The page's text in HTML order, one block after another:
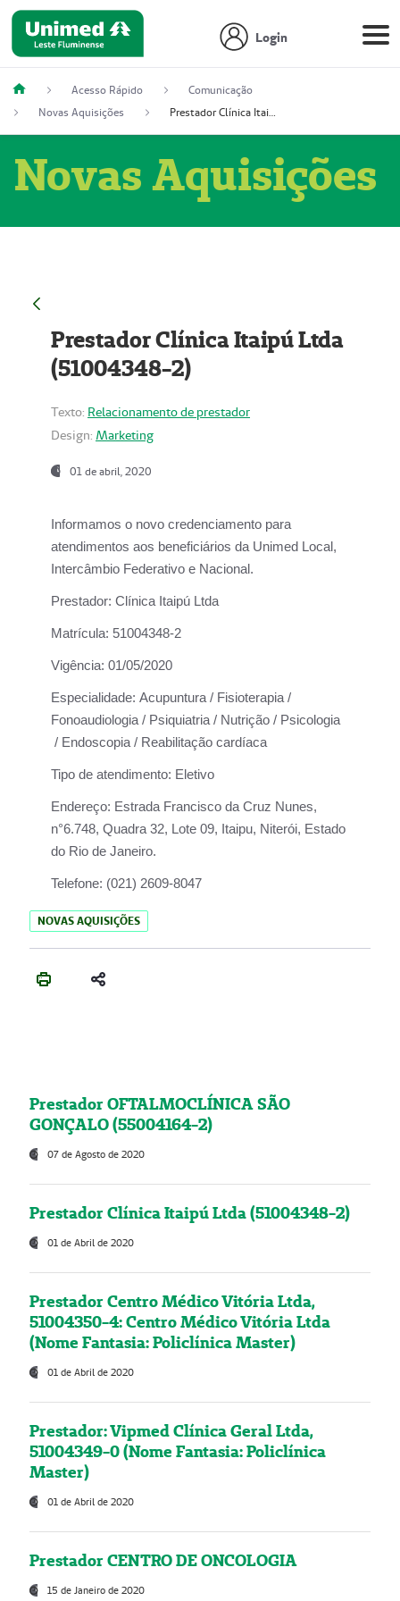
Login
Acesso Rápido
Comunicação
Novas Aquisições
Prestador Clínica Itaipú Ltda (51004348-2)
Novas Aquisições
Prestador Clínica Itaipú Ltda
(51004348-2)
Texto: Relacionamento de prestador
Design: Marketing
01 de abril, 2020
Informamos o novo credenciamento para
atendimentos aos beneficiários da Unimed Local,
Intercâmbio Federativo e Nacional.
Prestador: Clínica Itaipú Ltda
Matrícula: 51004348-2
Vigência: 01/05/2020
Especialidade: Acupuntura / Fisioterapia /
Fonoaudiologia / Psiquiatria / Nutrição / Psicologia
/ Endoscopia / Reabilitação cardíaca
Tipo de atendimento: Eletivo
Endereço: Estrada Francisco da Cruz Nunes,
n°6.748, Quadra 32, Lote 09, Itaipu, Niterói, Estado
do Rio de Janeiro.
Telefone: (021) 2609-8047
NOVAS AQUISIÇÕES
Prestador OFTALMOCLÍNICA SÃO
GONÇALO (55004164-2)
07 de Agosto de 2020
Prestador Clínica Itaipú Ltda (51004348-2)
01 de Abril de 2020
Prestador Centro Médico Vitória Ltda,
51004350-4: Centro Médico Vitória Ltda
(Nome Fantasia: Policlínica Master)
01 de Abril de 2020
Prestador: Vipmed Clínica Geral Ltda,
51004349-0 (Nome Fantasia: Policlínica
Master)
01 de Abril de 2020
Prestador CENTRO DE ONCOLOGIA
15 de Janeiro de 2020